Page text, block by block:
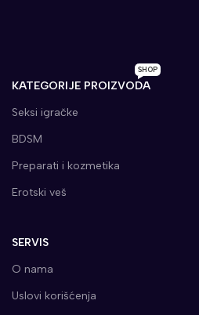
KATEGORIJE PROIZVODA
SHOP
Seksi igračke
BDSM
Preparati i kozmetika
Erotski veš
SERVIS
O nama
Uslovi korišćenja